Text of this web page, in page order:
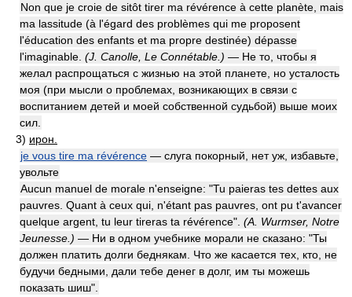
Non que je croie de sitôt tirer ma révérence à cette planète, mais
ma lassitude (à l'égard des problèmes qui me proposent
l'éducation des enfants et ma propre destinée) dépasse
l'imaginable. (J. Canolle, Le Connétable.) — Не то, чтобы я
желал распрощаться с жизнью на этой планете, но усталость
моя (при мысли о проблемах, возникающих в связи с
воспитанием детей и моей собственной судьбой) выше моих
сил.
3) ирон.
je vous tire ma révérence — слуга покорный, нет уж, избавьте,
увольте
Aucun manuel de morale n'enseigne: "Tu paieras tes dettes aux
pauvres. Quant à ceux qui, n'étant pas pauvres, ont pu t'avancer
quelque argent, tu leur tireras ta révérence". (A. Wurmser, Notre
Jeunesse.) — Ни в одном учебнике морали не сказано: "Ты
должен платить долги беднякам. Что же касается тех, кто, не
будучи бедными, дали тебе денег в долг, им ты можешь
показать шиш".